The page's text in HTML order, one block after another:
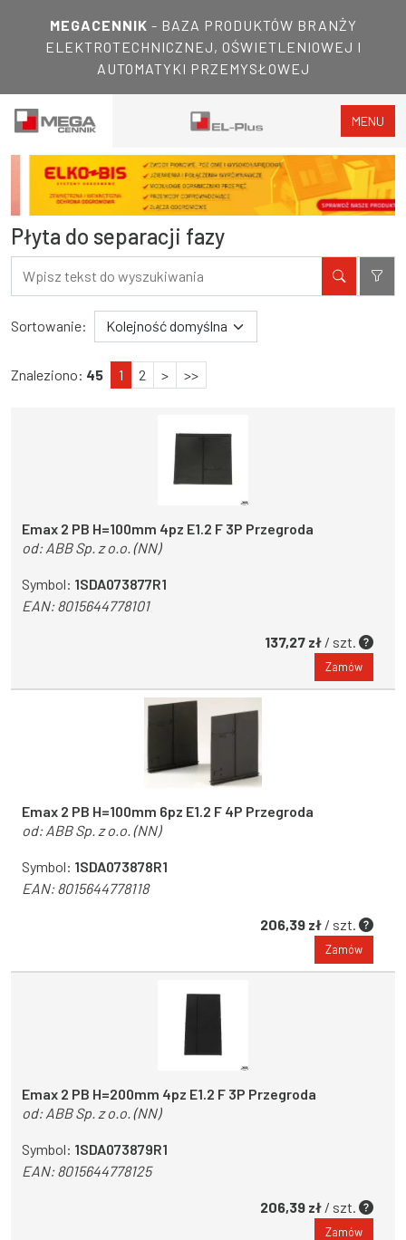
MEGACENNIK - BAZA PRODUKTÓW BRANŻY
ELEKTROTECHNICZNEJ, OŚWIETLENIOWEJ I
AUTOMATYKI PRZEMYSŁOWEJ
MENU
Płyta do separacji fazy
Filtry
Wyniki wyszukiwania
Sortowanie:
Znaleziono: 45 1 2 > >>
Emax 2 PB H=100mm 4pz E1.2 F 3P Przegroda
od: ABB Sp. z o.o. (NN)
Symbol: 1SDA073877R1
EAN:8015644778101
137,27 zł / szt.
Zamów
Emax 2 PB H=100mm 6pz E1.2 F 4P Przegroda
od: ABB Sp. z o.o. (NN)
Symbol: 1SDA073878R1
EAN:8015644778118
206,39 zł / szt.
Zamów
Emax 2 PB H=200mm 4pz E1.2 F 3P Przegroda
od: ABB Sp. z o.o. (NN)
Symbol: 1SDA073879R1
EAN:8015644778125
206,39 zł / szt.
Zamów